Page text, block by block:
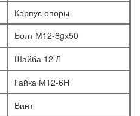
Корпус опоры
Болт М12-6gх50
Шайба 12 Л
Гайка М12-6Н
Винт